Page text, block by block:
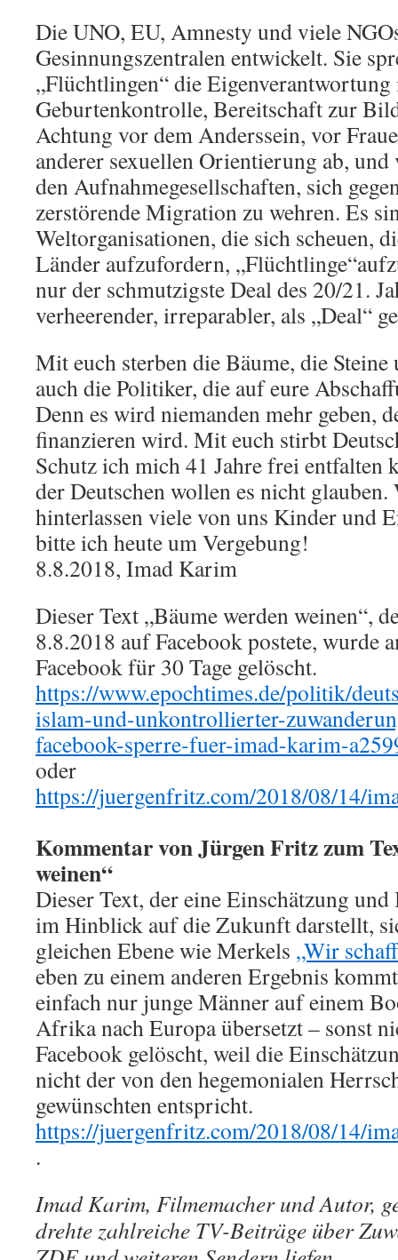
Die UNO, EU, Amnesty und viele
Gesinnungszentralen entwickelt. Sie
„Flüchtlingen“ die
Geburtenkontrolle, Bereitschaft zur
Achtung vor dem Anderssein, vor
anderer sexuellen Orientierung ab,
den Aufnahmegesellschaften, sich
zerstörende Migration zu wehren. Es
Weltorganisationen, die sich scheuen,
Länder aufzufordern,
nur der schmutzigste Deal des 20/21.
verheerender, irreparabler, als „Deal“
Mit euch sterben die Bäume, die Steine
auch die Politiker, die auf eure
Denn es wird niemanden mehr geben,
finanzieren wird. Mit euch stirbt
Schutz ich mich 41 Jahre frei entfalten
der Deutschen wollen es nicht glauben.
hinterlassen viele von uns Kinder und
bitte ich heute um Vergebung!
8.8.2018, Imad Karim
Dieser Text „Bäume werden weinen“,
8.8.2018 auf Facebook postete, wurde
Facebook für 30 Tage gelöscht.
https://www.epochtimes.de/politik/
islam-und-unkontrollierter-
facebook-sperre-fuer-imad-karim-
oder
https://juergenfritz.com/2018/08/14/
Kommentar von Jürgen Fritz zum
weinen“
Dieser Text, der eine Einschätzung
im Hinblick auf die Zukunft darstellt,
gleichen Ebene wie Merkels „Wir
eben zu einem anderen Ergebnis
einfach nur junge Männer auf einem
Afrika nach Europa übersetzt – sonst
Facebook gelöscht, weil die
nicht der von den hegemonialen
gewünschten entspricht.
https://juergenfritz.com/2018/08/14/
.
Imad Karim, Filmemacher und Autor,
drehte zahlreiche TV-Beiträge über